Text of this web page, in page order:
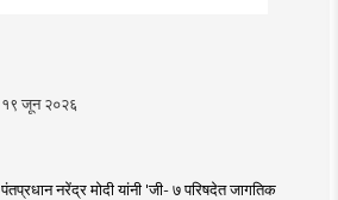
१९ जून २०२६
पंतप्रधान नरेंद्र मोदी यांनी 'जी- ७ परिषदेत जागतिक